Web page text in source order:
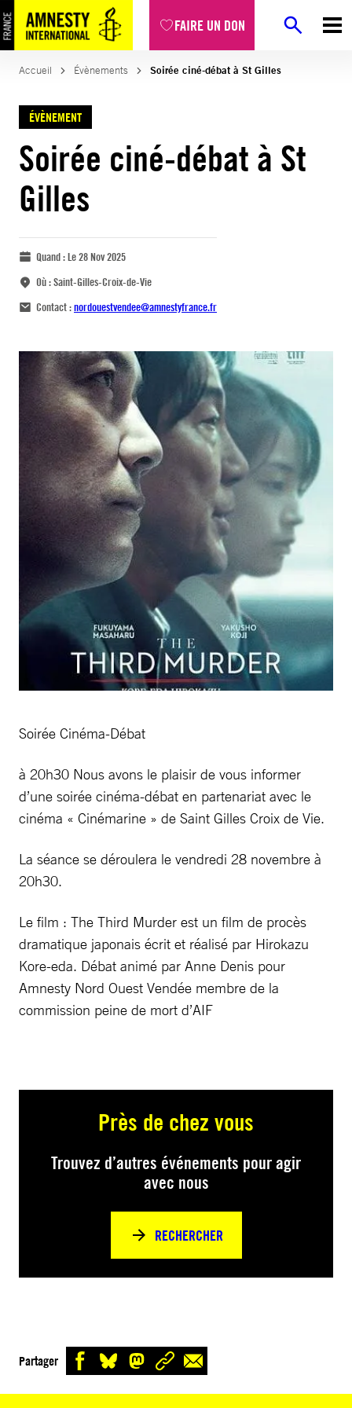
FAIRE UN DON
Accueil Évènements Soirée ciné-débat à St Gilles
ÉVÈNEMENT
Soirée ciné-débat à St
Gilles
Quand :Le 28 Nov 2025
Où :Saint-Gilles-Croix-de-Vie
Contact :nordouestvendee@amnestyfrance.fr
Soirée Cinéma-Débat
à 20h30 Nous avons le plaisir de vous informer
d’une soirée cinéma-débat en partenariat avec le
cinéma « Cinémarine » de Saint Gilles Croix de Vie.
La séance se déroulera le vendredi 28 novembre à
20h30.
Le film : The Third Murder est un film de procès
dramatique japonais écrit et réalisé par Hirokazu
Kore-eda. Débat animé par Anne Denis pour
Amnesty Nord Ouest Vendée membre de la
commission peine de mort d’AIF
Près de chez vous
Trouvez d’autres événements pour agir
avec nous
RECHERCHER
Partager